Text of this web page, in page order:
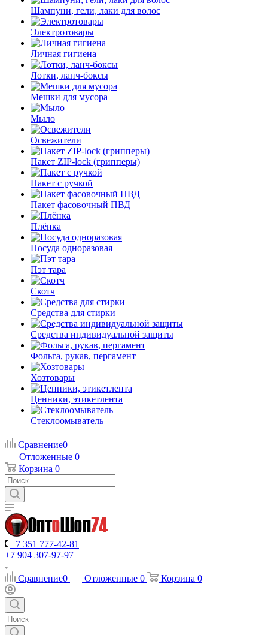
Шампуни, гели, лаки для волос
Электротовары
Личная гигиена
Лотки, ланч-боксы
Мешки для мусора
Мыло
Освежители
Пакет ZIP-lock (грипперы)
Пакет с ручкой
Пакет фасовочный ПВД
Плёнка
Посуда одноразовая
Пэт тара
Скотч
Средства для стирки
Средства индивидуальной защиты
Фольга, рукав, пергамент
Хозтовары
Ценники, этикетлента
Стеклоомыватель
Сравнение0
Отложенные 0
Корзина 0
+7 351 777-42-81
+7 904 307-97-97
Сравнение0 Отложенные 0 Корзина 0